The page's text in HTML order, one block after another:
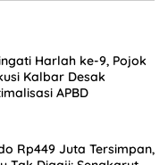
Harlah ke-9, Pojok
Kalbar Desak
APBD
Rp449 Juta Tersimpan,